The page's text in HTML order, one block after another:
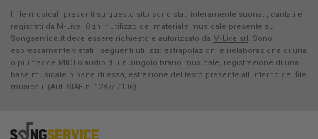
I file musicali presenti su questo sito sono stati interamente suonati, cantati e
registrati da M-Live. Ogni riutilizzo del materiale musicale presente su
Songservice.it deve essere richiesto e autorizzato da M-Live srl. Sono
espressamente vietati i seguenti utilizzi: estrapolazioni e rielaborazione di una
o più tracce MIDI o audio di un singolo brano musicale, registrazione di una
base musicale o parte di essa, estrazione del testo presente all'interno dei file
musicali. (Aut. SIAE n. 1287/I/106)